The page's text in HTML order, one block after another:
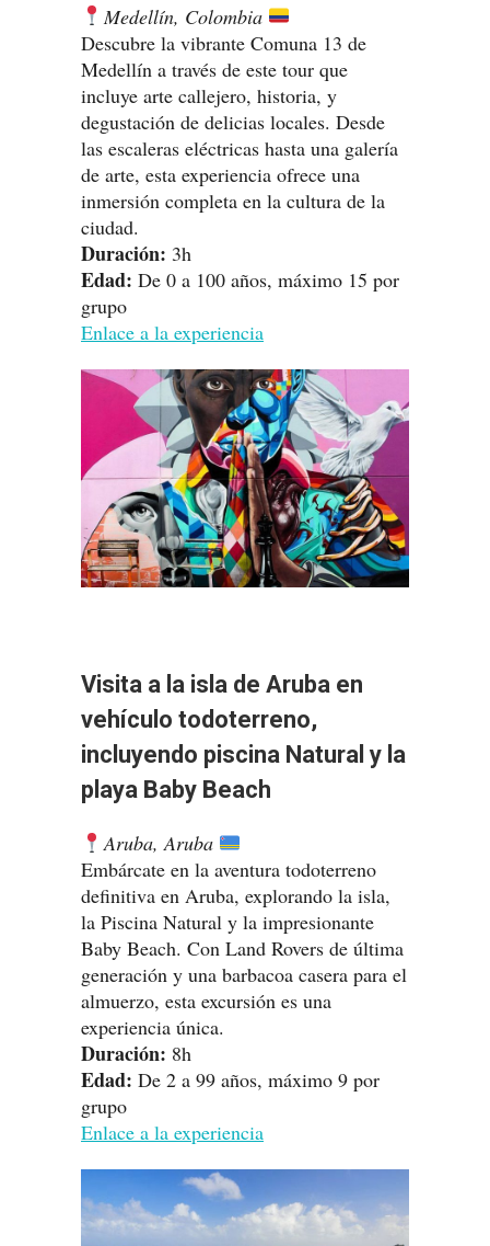
Medellín, Colombia
Descubre la vibrante Comuna 13 de
Medellín a través de este tour que
incluye arte callejero, historia, y
degustación de delicias locales. Desde
las escaleras eléctricas hasta una galería
de arte, esta experiencia ofrece una
inmersión completa en la cultura de la
ciudad.
Duración: 3h
Edad: De 0 a 100 años, máximo 15 por
grupo
Enlace a la experiencia
Visita a la isla de Aruba en
vehículo todoterreno,
incluyendo piscina Natural y la
playa Baby Beach
Aruba, Aruba
Embárcate en la aventura todoterreno
definitiva en Aruba, explorando la isla,
la Piscina Natural y la impresionante
Baby Beach. Con Land Rovers de última
generación y una barbacoa casera para el
almuerzo, esta excursión es una
experiencia única.
Duración: 8h
Edad: De 2 a 99 años, máximo 9 por
grupo
Enlace a la experiencia